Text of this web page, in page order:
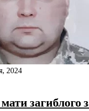
2024
мати